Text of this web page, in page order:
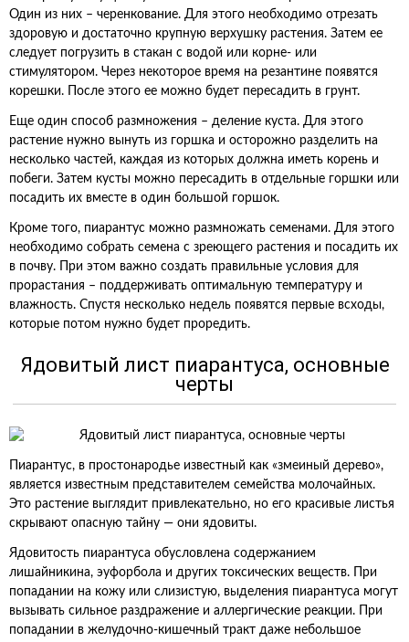
Один из них – черенкование. Для этого необходимо отрезать
здоровую и достаточно крупную верхушку растения. Затем ее
следует погрузить в стакан с водой или корне- или
стимулятором. Через некоторое время на резантине появятся
корешки. После этого ее можно будет пересадить в грунт.
Еще один способ размножения – деление куста. Для этого
растение нужно вынуть из горшка и осторожно разделить на
несколько частей, каждая из которых должна иметь корень и
побеги. Затем кусты можно пересадить в отдельные горшки или
посадить их вместе в один большой горшок.
Кроме того, пиарантус можно размножать семенами. Для этого
необходимо собрать семена с зреющего растения и посадить их
в почву. При этом важно создать правильные условия для
прорастания – поддерживать оптимальную температуру и
влажность. Спустя несколько недель появятся первые всходы,
которые потом нужно будет проредить.
Ядовитый лист пиарантуса, основные
черты
Пиарантус, в простонародье известный как «змеиный дерево»,
является известным представителем семейства молочайных.
Это растение выглядит привлекательно, но его красивые листья
скрывают опасную тайну — они ядовиты.
Ядовитость пиарантуса обусловлена содержанием
лишайникина, эуфорбола и других токсических веществ. При
попадании на кожу или слизистую, выделения пиарантуса могут
вызывать сильное раздражение и аллергические реакции. При
попадании в желудочно-кишечный тракт даже небольшое